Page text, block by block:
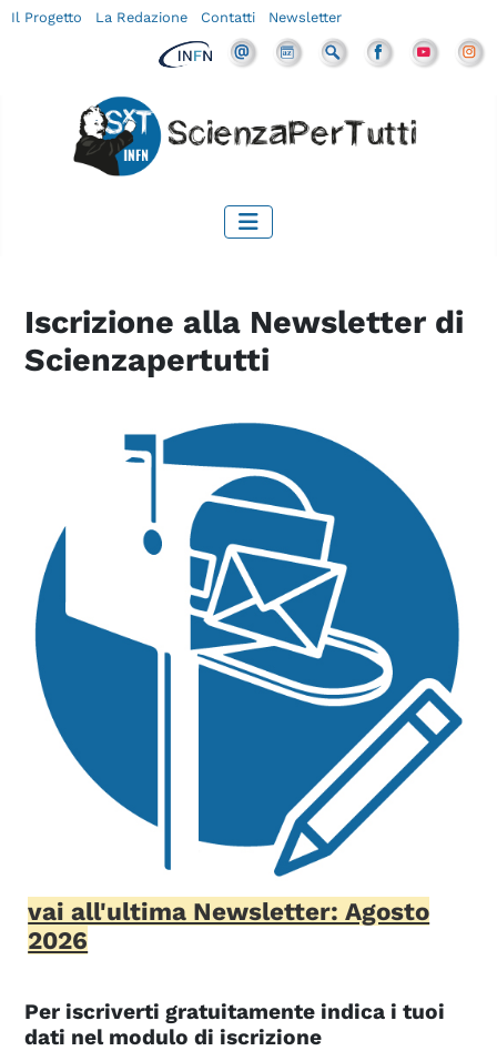
Il Progetto La Redazione Contatti Newsletter
Iscrizione alla Newsletter di
Scienzapertutti
vai all'ultima Newsletter: Agosto
2026
Per iscriverti gratuitamente indica i tuoi
dati nel modulo di iscrizione